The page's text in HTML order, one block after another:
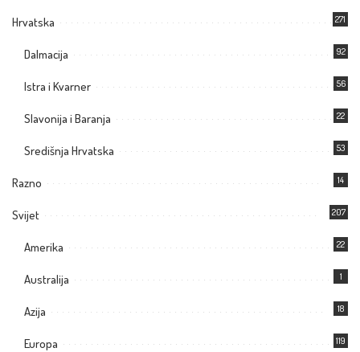
Hrvatska 271
Dalmacija 92
Istra i Kvarner 56
Slavonija i Baranja 22
Središnja Hrvatska 53
Razno 14
Svijet 207
Amerika 22
Australija 1
Azija 18
Europa 119